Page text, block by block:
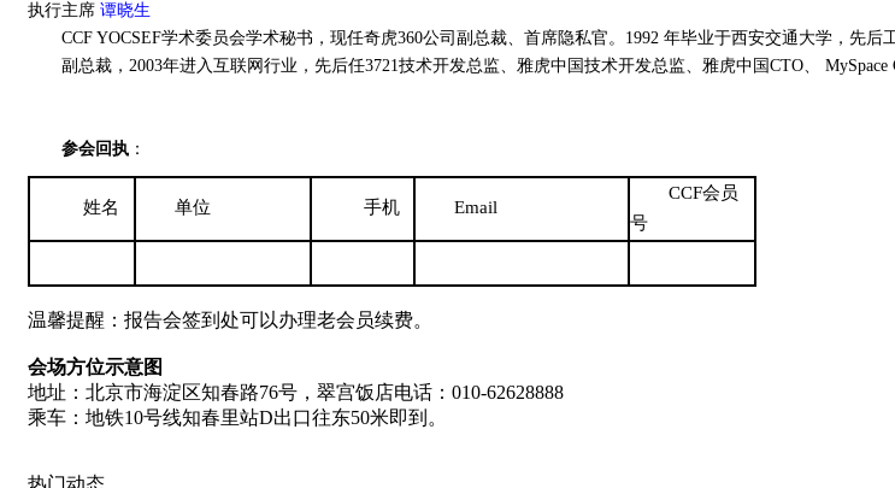
执行主席 谭晓生
CCF YOCSEF学术委员会学术秘书，现任奇虎360公司副总裁、首席隐私官。1992 年毕业于西安交通大学，先
副总裁，2003年进入互联网行业，先后任3721技术开发总监、雅虎中国技术开发总监、雅虎中国CTO、 MySpace
参会回执 ：
姓名 单位 手机 Email
CCF会员
号
温馨提醒：报告会签到处可以办理老会员续费。
会场方位示意图
地址：北京市海淀区知春路76号，翠宫饭店电话：010-62628888
乘车：地铁10号线知春里站D出口往东50米即到。
热门动态